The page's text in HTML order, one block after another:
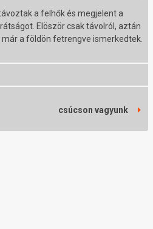
a felhők és megjelent a
Elöször csak távolról, aztán
a földön fetrengve ismerkedtek.
csúcson vagyunk